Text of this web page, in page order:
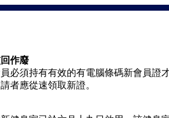
作廢
必須持有有效的有電腦條碼新會員
者應從速領取新證。